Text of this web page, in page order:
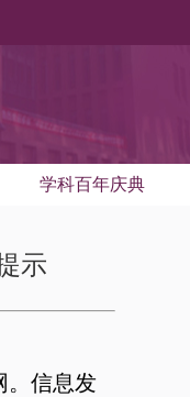
学科百年庆典
示
。信息发